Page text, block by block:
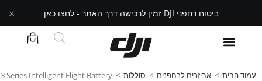
ביטוח רחפני DJI זמין לרכישה דרך האתר - לחצו כאן ×
עמוד הבית > אביזרים לרחפנים > סוללות >
Series Intelligent Flight Battery